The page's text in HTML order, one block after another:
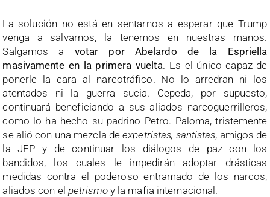
La solución no está en sentarnos a esperar que Trump
venga a salvarnos, la tenemos en nuestras manos.
Salgamos a votar por Abelardo de la Espriella
masivamente en la primera vuelta. Es el único capaz de
ponerle la cara al narcotráfico. No lo arredran ni los
atentados ni la guerra sucia. Cepeda, por supuesto,
continuará beneficiando a sus aliados narcoguerrilleros,
como lo ha hecho su padrino Petro. Paloma, tristemente
se alió con una mezcla deexpetristas, santistas, amigos de
la JEP y de continuar los diálogos de paz con los
bandidos, los cuales le impedirán adoptar drásticas
medidas contra el poderoso entramado de los narcos,
aliados con el petrismoy la mafia internacional.